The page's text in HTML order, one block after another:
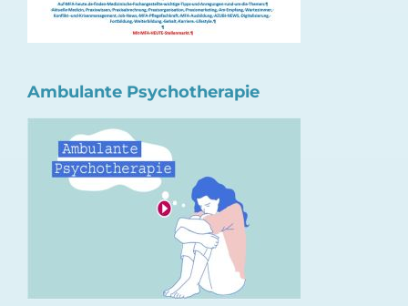
Ambulante Psychotherapie